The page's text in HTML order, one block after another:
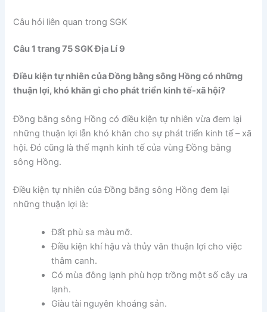
Câu hỏi liên quan trong SGK
Câu 1 trang 75 SGK Địa Lí 9
Điều kiện tự nhiên của Đồng bằng sông Hồng có những
thuận lợi, khó khăn gì cho phát triển kinh tế-xã hội?
Đồng bằng sông Hồng có điều kiện tự nhiên vừa đem lại
những thuận lợi lẫn khó khăn cho sự phát triển kinh tế – xã
hội. Đó cũng là thế mạnh kinh tế của vùng Đồng bằng
sông Hồng.
Điều kiện tự nhiên của Đồng bằng sông Hồng đem lại
những thuận lợi là:
Đất phù sa màu mỡ.
Điều kiện khí hậu và thủy văn thuận lợi cho việc
thâm canh.
Có mùa đông lạnh phù hợp trồng một số cây ưa
lạnh.
Giàu tài nguyên khoáng sản.